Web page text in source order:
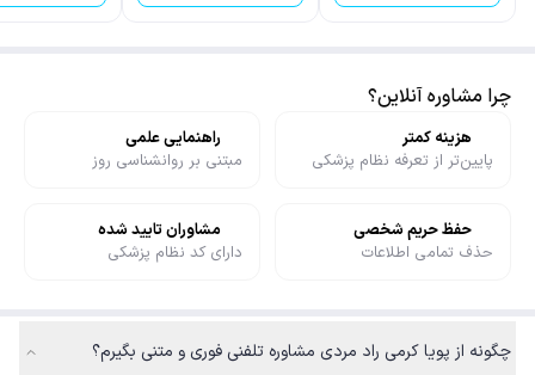
چرا مشاوره آنلاین؟
هزینه کمتر
پایین‌تر از تعرفه نظام پزشکی
راهنمایی علمی
مبتنی بر روانشناسی روز
حفظ حریم شخصی
حذف تمامی اطلاعات
مشاوران تایید شده
دارای کد نظام پزشکی
چگونه از پویا کرمی راد مردی مشاوره تلفنی فوری و متنی بگیرم؟